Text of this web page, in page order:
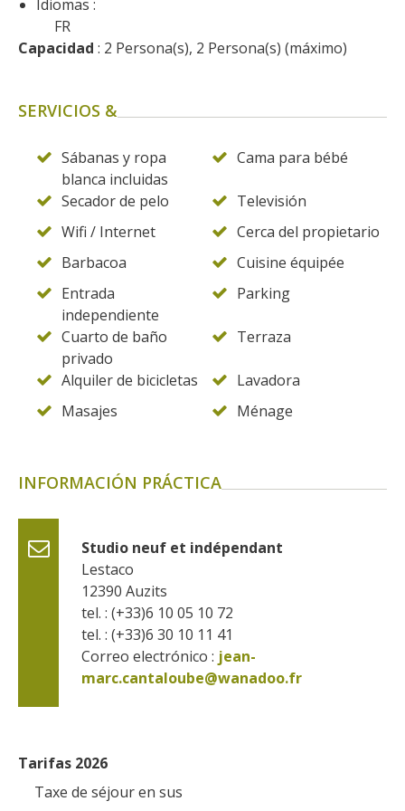
kilómetros
Los más bonitos pueblos en
Otras hermosas aldeas
Rouergue
Las ciudades y países de
arte y historia
De la valle del Lot al País
Patrimonio mundial de la
UNESCO
Idiomas :
FR
Capacidad : 2 Persona(s), 2 Persona(s) (máximo)
SERVICIOS &
Sábanas y ropa
blanca incluidas
Cama para bébé
Secador de pelo
Televisión
Wifi / Internet
Cerca del propietario
Barbacoa
Cuisine équipée
Entrada
independiente
Parking
Cuarto de baño
privado
Terraza
Alquiler de bicicletas
Lavadora
Masajes
Ménage
INFORMACIÓN PRÁCTICA
Studio neuf et indépendant
Lestaco
12390 Auzits
tel. : (+33)6 10 05 10 72
tel. : (+33)6 30 10 11 41
Correo electrónico : jean-
marc.cantaloube@wanadoo.fr
Tarifas 2026
Taxe de séjour en sus